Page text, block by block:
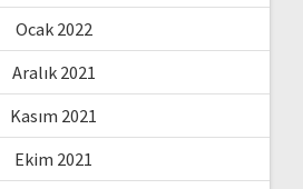
Ocak 2022
Aralık 2021
Kasım 2021
Ekim 2021